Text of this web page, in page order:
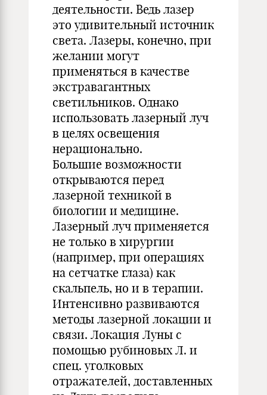
деятельности. Ведь лазер
это удивительный источник
света. Лазеры, конечно, при
желании могут
применяться в качестве
экстравагантных
светильников. Однако
использовать лазерный луч
в целях освещения
нерационально.
Большие возможности
открываются перед
лазерной техникой в
биологии и медицине.
Лазерный луч применяется
не только в хирургии
(например, при операциях
на сетчатке глаза) как
скальпель, но и в терапии.
Интенсивно развиваются
методы лазерной локации и
связи. Локация Луны с
помощью рубиновых Л. и
спец. уголковых
отражателей, доставленных